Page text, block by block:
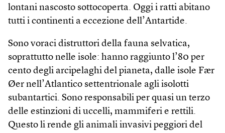
lontani nascosto sottocoperta. Oggi i ratti abitano
tutti i continenti a eccezione dell’Antartide.
Sono voraci distruttori della fauna selvatica,
soprattutto nelle isole: hanno raggiunto l’80 per
cento degli arcipelaghi del pianeta, dalle isole Fær
Øer nell’Atlantico settentrionale agli isolotti
subantartici. Sono responsabili per quasi un terzo
delle estinzioni di uccelli, mammiferi e rettili.
Questo li rende gli animali invasivi peggiori del